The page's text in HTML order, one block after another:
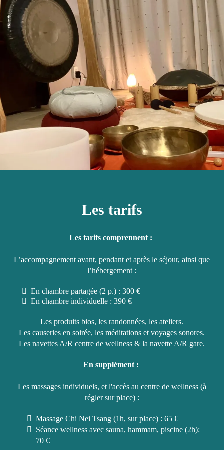
Les tarifs
Les tarifs comprennent :
L’accompagnement avant, pendant et après le séjour, ainsi que
l’hébergement :
En chambre partagée (2 p.) : 300 €
En chambre individuelle : 390 €
Les produits bios, les randonnées, les ateliers.
Les causeries en soirée, les méditations et voyages sonores.
Les navettes A/R centre de wellness & la navette A/R gare.
En supplément :
Les massages individuels, et l'accès au centre de wellness (à
régler sur place) :
Massage Chi Nei Tsang (1h, sur place) : 65 €
Séance wellness avec sauna, hammam, piscine (2h):
70 €